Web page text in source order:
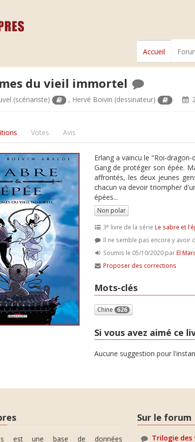
Accueil
du vieil immortel
(scénariste) , Hervé Boivin (dessinateur)
Votes Avis
Erlang a vaincu le "Roi-
Gang de protéger son épée.
affrontés, les deux jeunes
chacun va devoir triompher
épées...
Non polar
3e livre de la série Le sabre et
Il ne semble pas encore y avoir
Soumis le 05/10/2020 par El
Proposer des corrections
Mots-clés
Chine 626
Si vous avez aimé ce
Aucune suggestion pour
est une base de données
Sur le forum
Trilogie des